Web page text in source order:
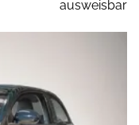
ausweisbar